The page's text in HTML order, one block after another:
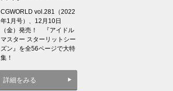
CGWORLD vol.281（2022
年1月号）、12月10日
（金）発売！ 『アイドル
マスター スターリットシー
ズン』を全56ページで大特
集！
詳細をみる